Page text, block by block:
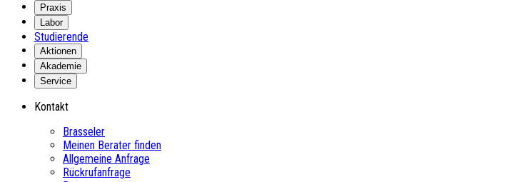
Praxis
Labor
Studierende
Aktionen
Akademie
Service
Kontakt
Brasseler
Meinen Berater finden
Allgemeine Anfrage
Rückrufanfrage